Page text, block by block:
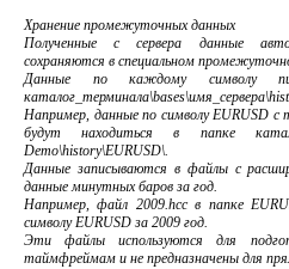
Хранение промежуточных данных
Полученные с сервера данные
сохраняются в специальном
Данные по каждому символу
Например, данные по символу EURUSD с
будут находиться в папке
Demo\history\EURUSD\.
Данные записываются в файлы с
данные минутных баров за год.
Например, файл 2009.hcc в папке
символу EURUSD за 2009 год.
Эти файлы используются для
таймфреймам и не предназначены для